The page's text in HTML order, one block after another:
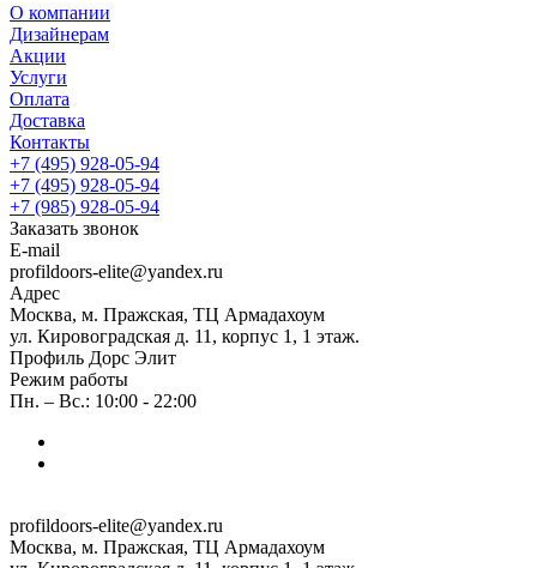
О компании
Дизайнерам
Акции
Услуги
Оплата
Доставка
Контакты
+7 (495) 928-05-94
+7 (495) 928-05-94
+7 (985) 928-05-94
Заказать звонок
E-mail
profildoors-elite@yandex.ru
Адрес
Москва, м. Пражская, ТЦ Армадахоум
ул. Кировоградская д. 11, корпус 1, 1 этаж.
Профиль Дорс Элит
Режим работы
Пн. – Вс.: 10:00 - 22:00
profildoors-elite@yandex.ru
Москва, м. Пражская, ТЦ Армадахоум